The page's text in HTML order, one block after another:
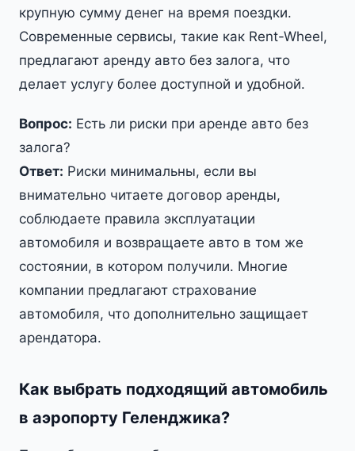
крупную сумму денег на время поездки.
Современные сервисы, такие как Rent-Wheel,
предлагают аренду авто без залога, что
делает услугу более доступной и удобной.
Вопрос: Есть ли риски при аренде авто без
залога?
Ответ: Риски минимальны, если вы
внимательно читаете договор аренды,
соблюдаете правила эксплуатации
автомобиля и возвращаете авто в том же
состоянии, в котором получили. Многие
компании предлагают страхование
автомобиля, что дополнительно защищает
арендатора.
Как выбрать подходящий автомобиль
в аэропорту Геленджика?